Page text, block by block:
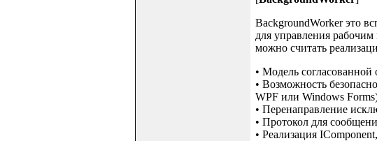
BackgroundWorker это
для управления
можно считать
• Модель
• Возможность
WPF или Windows
• Перенаправление
• Протокол для
• Реализация